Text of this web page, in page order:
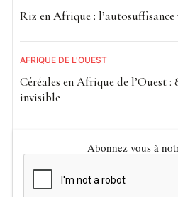
Riz en Afrique : l’autosuffisance
AFRIQUE DE L'OUEST
Céréales en Afrique de l’Ouest :
invisible
Abonnez vous à